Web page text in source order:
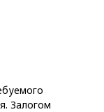
Залогом